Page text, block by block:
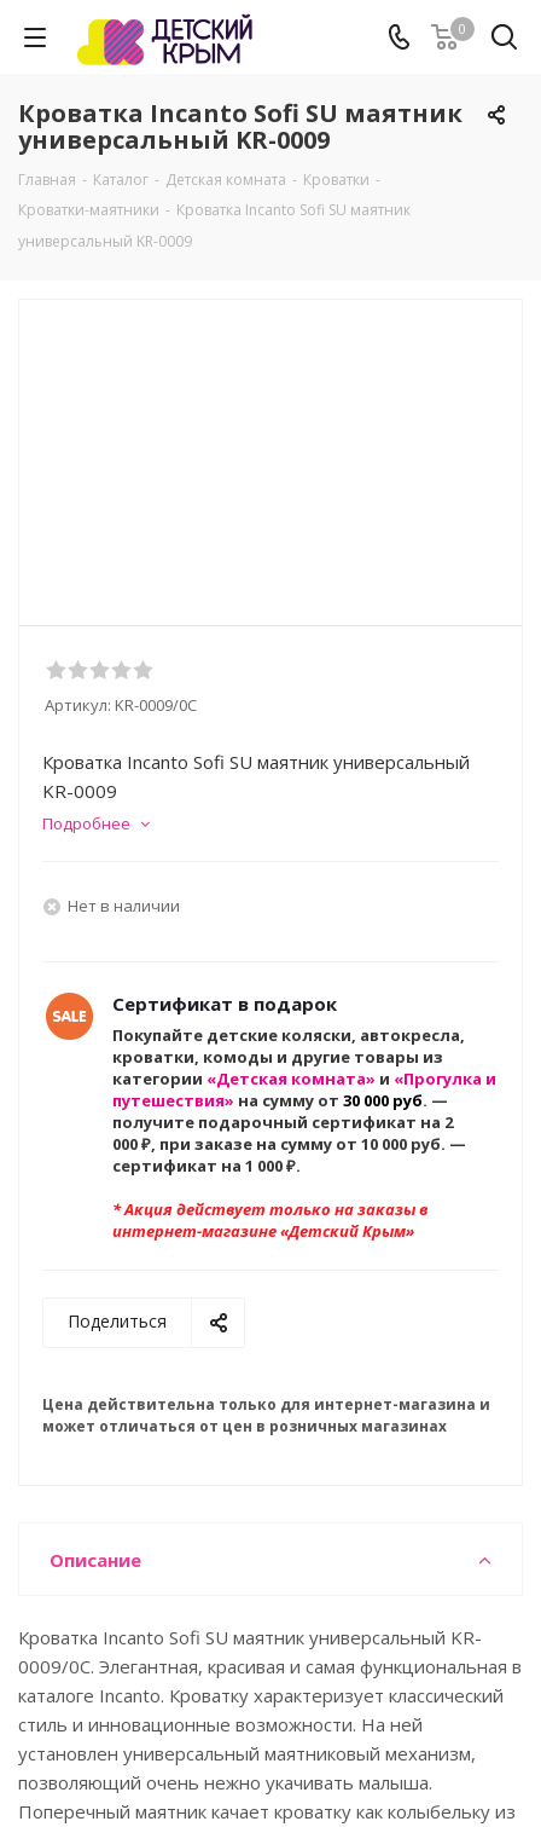
0
Кроватка Incanto Sofi SU маятник
универсальный KR-0009
Главная - Каталог - Детская комната - Кроватки -
Кроватки-маятники - Кроватка Incanto Sofi SU маятник
универсальный KR-0009
Артикул: KR-0009/0С
Кроватка Incanto Sofi SU маятник универсальный
KR-0009
Подробнее
Нет в наличии
Сертификат в подарок
Покупайте детские коляски, автокресла,
кроватки, комоды и другие товары из
категории «Детская комната» и «Прогулка и
путешествия» на сумму от 30 000 руб. —
получите подарочный сертификат на 2
000₽, при заказе на сумму от 10 000 руб. —
сертификат на 1 000 ₽.
* Акция действует только на заказы в
интернет-магазине «Детский Крым»
Поделиться
Цена действительна только для интернет-магазина и
может отличаться от цен в розничных магазинах
Описание
Кроватка Incanto Sofi SU маятник универсальный KR-
0009/0C. Элегантная, красивая и самая функциональная в
каталоге Incanto. Кроватку характеризует классический
стиль и инновационные возможности. На ней
установлен универсальный маятниковый механизм,
позволяющий очень нежно укачивать малыша.
Поперечный маятник качает кроватку как колыбельку из